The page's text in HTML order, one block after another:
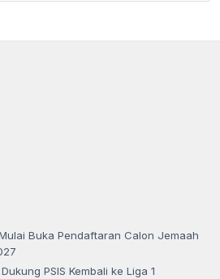
Buka Pendaftaran Calon Jemaah
PSIS Kembali ke Liga 1